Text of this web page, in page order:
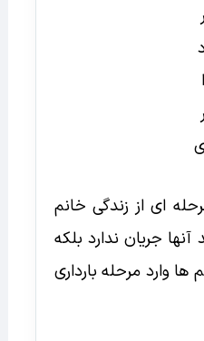
ای از زندگی خانم
جریان ندارد بلکه
وارد مرحله بارداری